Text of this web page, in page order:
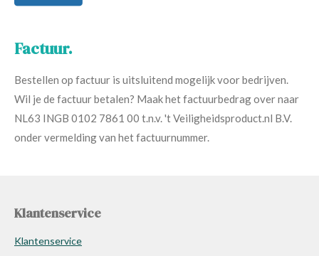
Factuur.
Bestellen op factuur is uitsluitend mogelijk voor bedrijven.
Wil je de factuur betalen? Maak het factuurbedrag over naar
NL63 INGB 0102 7861 00 t.n.v. 't Veiligheidsproduct.nl B.V.
onder vermelding van het factuurnummer.
Klantenservice
Klantenservice